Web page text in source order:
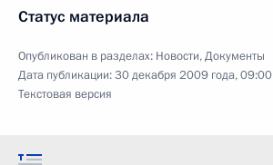
Статус материала
Опубликован в разделах: Новости,Документы
Дата публикации:30 декабря 2009 года, 09:00
Текстовая версия